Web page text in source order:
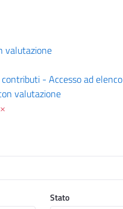
valutazione
- Accesso ad elenco
valutazione
×
Stato